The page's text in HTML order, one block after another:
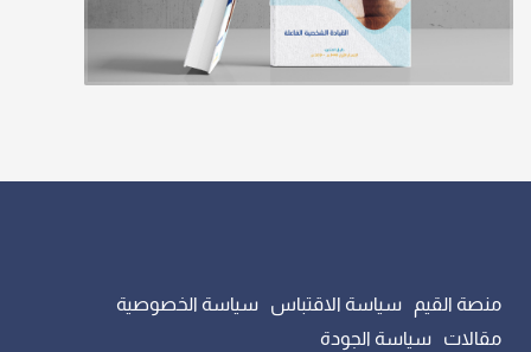
منصة القيم سياسة الاقتباس
سياسة الخصوصية
مقالات
سياسة الجودة